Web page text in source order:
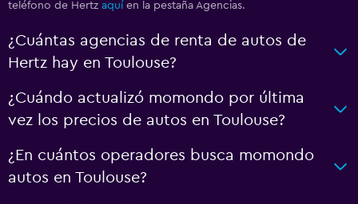
teléfono de Hertz aquí en la pestaña Agencias.
¿Cuántas agencias de renta de autos de
Hertz hay en Toulouse?
¿Cuándo actualizó momondo por última
vez los precios de autos en Toulouse?
¿En cuántos operadores busca momondo
autos en Toulouse?